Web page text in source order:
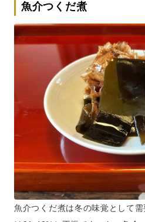
魚介つくだ煮
魚介つくだ煮は冬の味覚として